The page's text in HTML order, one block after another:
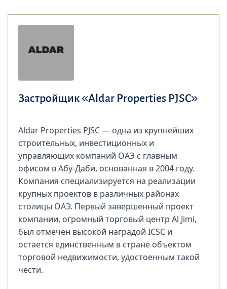
Застройщик «Aldar Properties PJSC»
Aldar Properties PJSC — одна из крупнейших
строительных, инвестиционных и
управляющих компаний ОАЭ с главным
офисом в Абу-Даби, основанная в 2004 году.
Компания специализируется на реализации
крупных проектов в различных районах
столицы ОАЭ. Первый завершенный проект
компании, огромный торговый центр Al Jimi,
был отмечен высокой наградой ICSC и
остается единственным в стране объектом
торговой недвижимости, удостоенным такой
чести.